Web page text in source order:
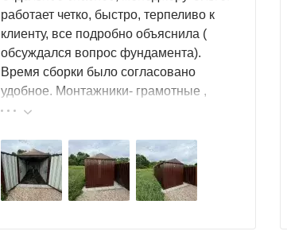
работает четко, быстро, терпеливо к
клиенту, все подробно объяснила (
обсуждался вопрос фундамента).
Время сборки было согласовано
удобное. Монтажники- грамотные ,
культурные ребята. Спасибо компании
большой выбор продукции, реальные
цены.